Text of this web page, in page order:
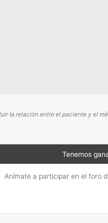
la relación entre el paciente y el
Tenemos
Anímate a participar en el foro